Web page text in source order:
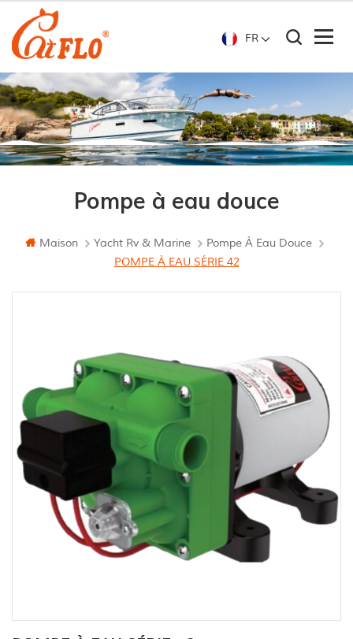
FR
Pompe à eau douce
Maison Yacht Rv & Marine
Pompe À Eau Douce
POMPE À EAU SÉRIE 42